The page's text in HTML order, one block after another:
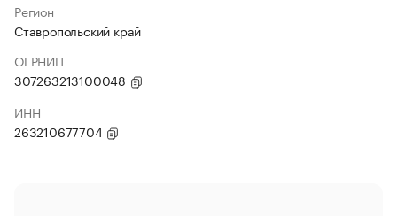
Регион
Ставропольский край
ОГРНИП
307263213100048
ИНН
263210677704